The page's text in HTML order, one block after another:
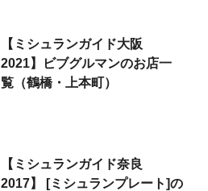
【ミシュランガイド大阪
2021】ビブグルマンのお店一
覧（鶴橋・上本町）
【ミシュランガイド奈良
2017】 [ミシュランプレート]の